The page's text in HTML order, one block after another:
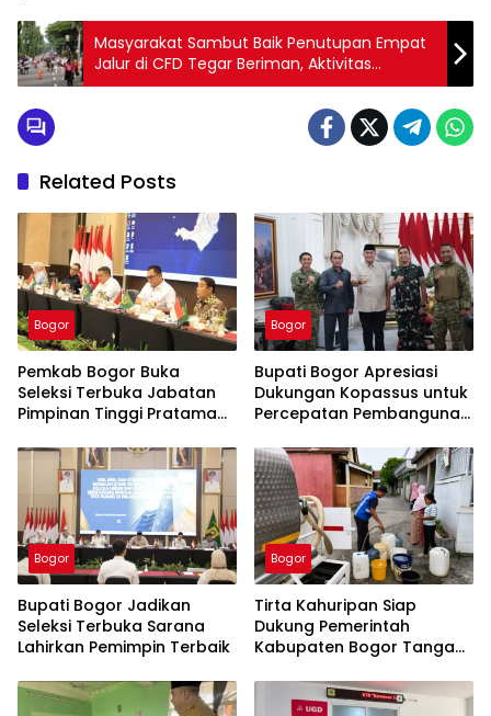
Masyarakat Sambut Baik Penutupan Empat
Jalur di CFD Tegar Beriman, Aktivitas
Semakin Nyaman dan Aman
Related Posts
Bogor
Pemkab Bogor Buka
Seleksi Terbuka Jabatan
Pimpinan Tinggi Pratama
Bogor
Bupati Bogor Apresiasi
Dukungan Kopassus untuk
Percepatan Pembangunan
Bogor
Bupati Bogor Jadikan
Seleksi Terbuka Sarana
Lahirkan Pemimpin Terbaik
Bogor
Tirta Kahuripan Siap
Dukung Pemerintah
Kabupaten Bogor Tangani